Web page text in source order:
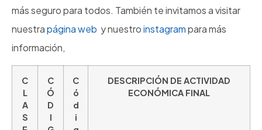
más seguro para todos. También te invitamos a visitar
nuestrapágina web y nuestroinstagrampara más
información,
C
L
A
S
C
Ó
D
I
C
ó
d
i
DESCRIPCIÓN DE ACTIVIDAD
ECONÓMICA FINAL